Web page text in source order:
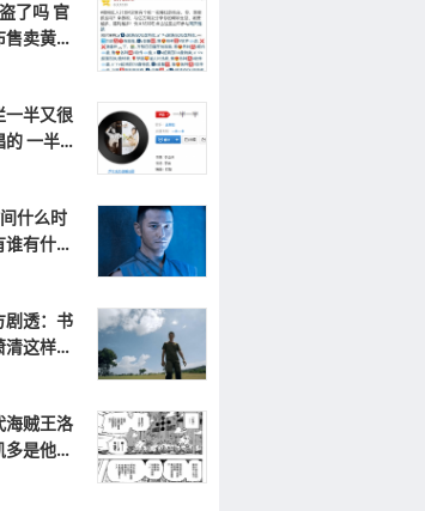
了吗 官
卖黄色
一半又很
一半一
什么时
有什么
剧透：书
这样重
贼王洛
是他的